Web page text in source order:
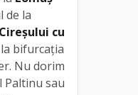
de la
cu
bifurcația
Nu dorim
Paltinu sau